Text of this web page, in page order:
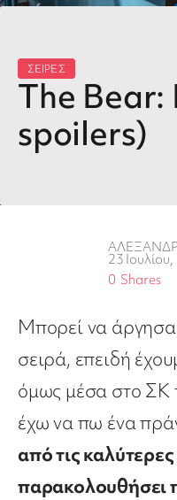
ΣΕΙΡΕΣ
The Bear:
spoilers)
23
Shares
0
Μπορεί να
σειρά, επειδή
όμως μέσα στο ΣΚ
έχω να πω ένα
από τις
παρακολουθήσει